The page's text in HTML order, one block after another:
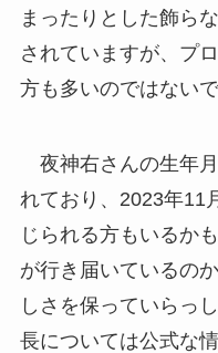
まったりとした飾ら
されていますが、プ
方も多いのではないで
夜神右さんの生年
れており、2023年11
じられる方もいるか
が行き届いているの
しさを保っていらっ
長については公式な